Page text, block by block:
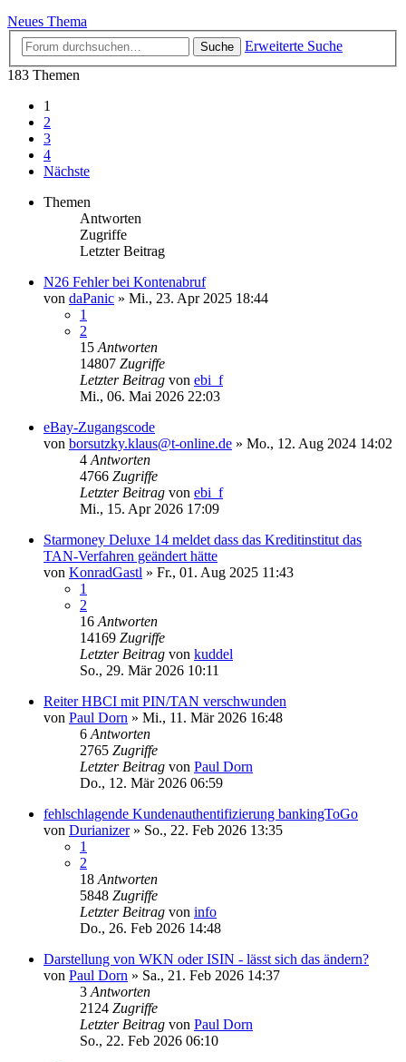
Neues Thema
Suche
Erweiterte Suche
183 Themen
1
2
3
4
Nächste
Themen
Antworten
Zugriffe
Letzter Beitrag
N26 Fehler bei Kontenabruf
von daPanic » Mi., 23. Apr 2025 18:44
1
2
15 Antworten
14807 Zugriffe
Letzter Beitrag von ebi_f
Mi., 06. Mai 2026 22:03
eBay-Zugangscode
von borsutzky.klaus@t-online.de » Mo., 12. Aug 2024 14:02
4 Antworten
4766 Zugriffe
Letzter Beitrag von ebi_f
Mi., 15. Apr 2026 17:09
Starmoney Deluxe 14 meldet dass das Kreditinstitut das
TAN-Verfahren geändert hätte
von KonradGastl » Fr., 01. Aug 2025 11:43
1
2
16 Antworten
14169 Zugriffe
Letzter Beitrag von kuddel
So., 29. Mär 2026 10:11
Reiter HBCI mit PIN/TAN verschwunden
von Paul Dorn » Mi., 11. Mär 2026 16:48
6 Antworten
2765 Zugriffe
Letzter Beitrag von Paul Dorn
Do., 12. Mär 2026 06:59
fehlschlagende Kundenauthentifizierung bankingToGo
von Durianizer» So., 22. Feb 2026 13:35
1
2
18 Antworten
5848 Zugriffe
Letzter Beitrag von info
Do., 26. Feb 2026 14:48
Darstellung von WKN oder ISIN - lässt sich das ändern?
von Paul Dorn » Sa., 21. Feb 2026 14:37
3 Antworten
2124 Zugriffe
Letzter Beitrag von Paul Dorn
So., 22. Feb 2026 06:10